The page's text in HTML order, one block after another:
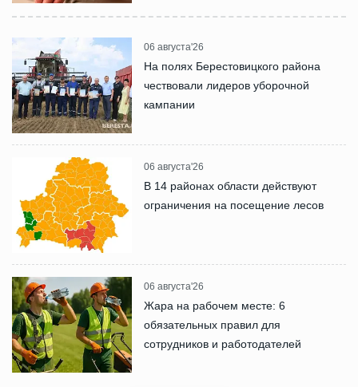
06 августа'26
На полях Берестовицкого района
чествовали лидеров уборочной
кампании
06 августа'26
В 14 районах области действуют
ограничения на посещение лесов
06 августа'26
Жара на рабочем месте: 6
обязательных правил для
сотрудников и работодателей